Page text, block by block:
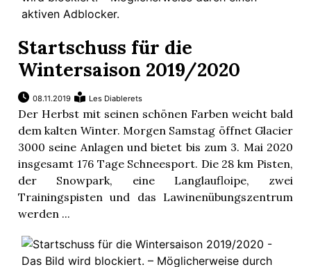
Startschuss für die
Wintersaison 2019/2020
08.11.2019 Les Diablerets
Der Herbst mit seinen schönen Farben weicht bald
dem kalten Winter. Morgen Samstag öffnet Glacier
3000 seine Anlagen und bietet bis zum 3. Mai 2020
insgesamt 176 Tage Schneesport. Die 28 km Pisten,
der Snowpark, eine Langlaufloipe, zwei
Trainingspisten und das Lawinenübungszentrum
werden ...